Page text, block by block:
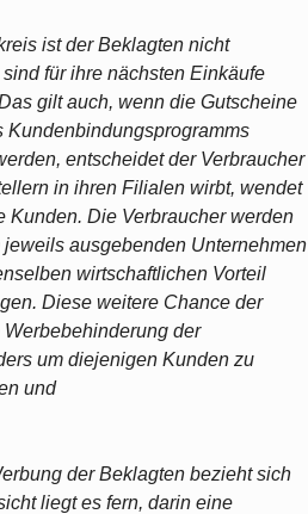
ist der Beklagten nicht
für ihre nächsten Einkäufe
gilt auch, wenn die Gutscheine
Kundenbindungsprogramms
entscheidet der Verbraucher
in ihren Filialen wirbt, wendet
Kunden. Die Verbraucher werden
ausgebenden Unternehmen
wirtschaftlichen Vorteil
Diese weitere Chance der
der
um diejenigen Kunden zu
und
der Beklagten bezieht sich
liegt es fern, darin eine